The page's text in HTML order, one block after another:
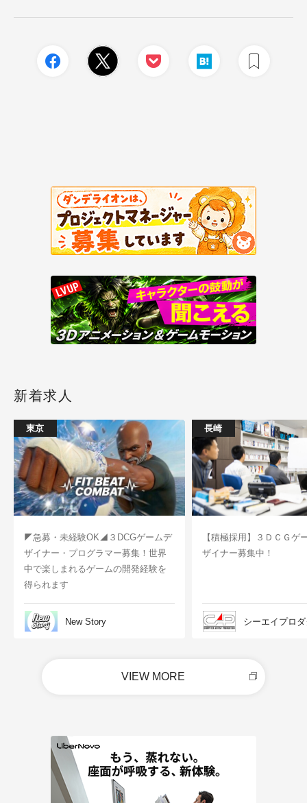
新着求人
東京
◤急募・未経験OK◢３DCGゲームデ
ザイナー・プログラマー募集！世界
中で楽しまれるゲームの開発経験を
得られます
New Story
長崎
【積極採用】３ＤＣＧゲ
ザイナー募集中！
シーエイプロ
VIEW MORE